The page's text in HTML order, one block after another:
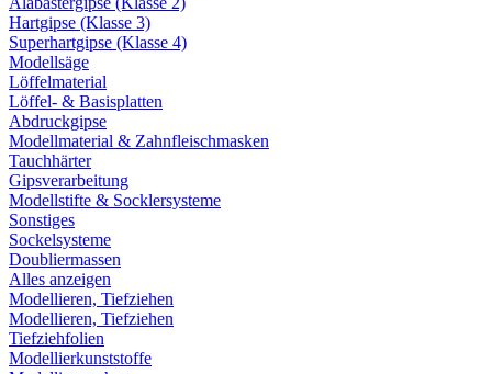
Hartgipse (Klasse 3)
Superhartgipse (Klasse 4)
Modellsäge
Löffelmaterial
Löffel- & Basisplatten
Abdruckgipse
Modellmaterial & Zahnfleischmasken
Tauchhärter
Gipsverarbeitung
Modellstifte & Socklersysteme
Sonstiges
Sockelsysteme
Doubliermassen
Alles anzeigen
Modellieren, Tiefziehen
Modellieren, Tiefziehen
Tiefziehfolien
Modellierkunststoffe